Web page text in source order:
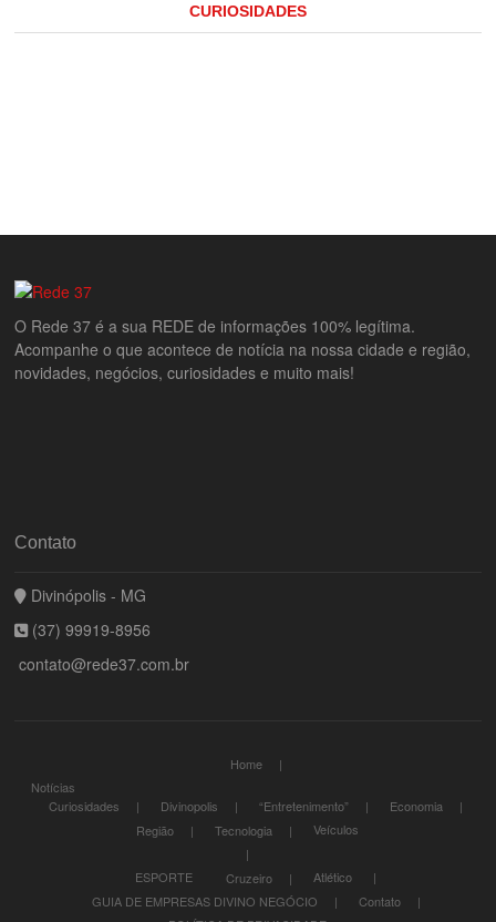
CURIOSIDADES
O Rede 37 é a sua REDE de informações 100% legítima.
Acompanhe o que acontece de notícia na nossa cidade e região,
novidades, negócios, curiosidades e muito mais!
Contato
Divinópolis - MG
(37) 99919-8956
contato@rede37.com.br
Home
Notícias
Curiosidades
Divinopolis “Entretenimento”
Economia
Região
Tecnologia Veículos
ESPORTE Cruzeiro
Atlético
GUIA DE EMPRESAS DIVINO NEGÓCIO
Contato